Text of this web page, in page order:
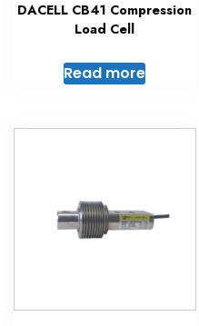
DACELL CB41 Compression
Load Cell
Read more